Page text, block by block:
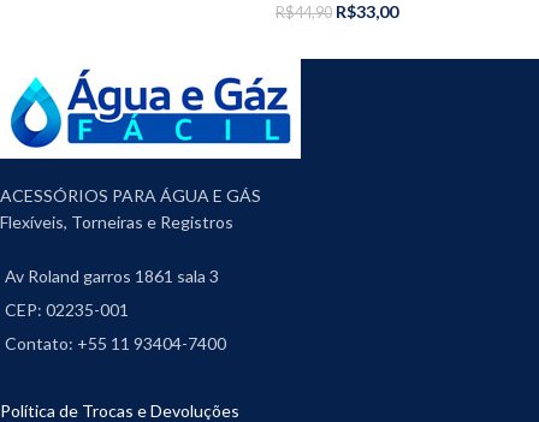
R$44,90 R$33,00
ACESSÓRIOS PARA ÁGUA E GÁS
Flexíveis, Torneiras e Registros
Av Roland garros 1861 sala 3
CEP: 02235-001
Contato: +55 11 93404-7400
Política de Trocas e Devoluções